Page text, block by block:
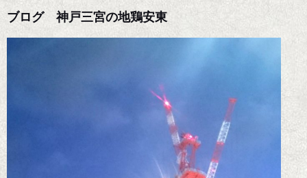
を
ブログ 神戸三宮の地鶏安東